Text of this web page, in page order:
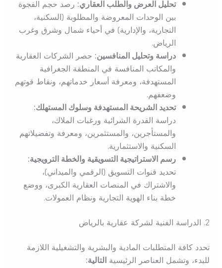
تحليل العرض والطلب العقاري:رصد حجم الفجوة
بين الوحدات المعروضة والمطلوبة (السكنية،
التجارية، والإدارية) في أحياء شمال وشرق وغرب
الرياض.
دراسة وتحليل المنافسين:حصر الشركات العقارية
والمكاتب المنافسة في المنطقة الجغرافية
المستهدفة، ومعرفة أسعار خدماتهم، ونقاط قوتهم
وضعفهم.
تحديد الشريحة المستهدفة وسلوك المستهلك:
دراسة القدرة الشرائية ورغبات الملاك،
والمستأجرين، والمستثمرين، ومعرفة وتفضيلاتهم
السكنية والاستثمارية.
رسم الاستراتيجية التسويقية والخطة الترويجية:
تحديد قنوات التسويق (الرقمي والميداني)،
والاشتراك في المنصات العقارية الكبرى، ووضع
خطة بناء الهوية التجارية ونظام العمولات.
2. الدراسة الفنية لشركة عقارية بالرياض
تحدد كافة المتطلبات المادية والبشرية والتشغيلية اللازمة
للبدء، وتشمل العناصر الرئيسية التالية: